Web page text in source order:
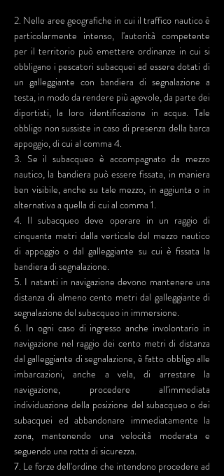
2. Nelle aree geografiche in cui il traffico nautico è
particolarmente intenso, l'autorità competente
per il territorio può emettere ordinanze in cui si
obbligano i pescatori subacquei ad essere dotati di
un galleggiante con bandiera di segnalazione a
testa, in modo da rendere più agevole, da parte dei
diportisti, la loro identificazione in acqua. Tale
obbligo non sussiste in caso di presenza della barca
appoggio, di cui al comma 4.
3. Se il subacqueo è accompagnato da mezzo
nautico, la bandiera può essere fissata, in maniera
ben visibile, anche su tale mezzo, in aggiunta o in
alternativa a quella di cui al comma 1.
4. Il subacqueo deve operare in un raggio di
cinquanta metri dalla verticale del mezzo nautico
di appoggio o dal galleggiante su cui è fissata la
bandiera di segnalazione.
5. I natanti in navigazione devono mantenere una
distanza di almeno cento metri dal galleggiante di
segnalazione del subacqueo in immersione.
6. In ogni caso di ingresso anche involontario in
navigazione nel raggio dei cento metri di distanza
dal galleggiante di segnalazione, è fatto obbligo alle
imbarcazioni, anche a vela, di arrestare la
navigazione, procedere all'immediata
individuazione della posizione del subacqueo o dei
subacquei ed abbandonare immediatamente la
zona, mantenendo una velocità moderata e
seguendo una rotta di sicurezza.
7. Le forze dell'ordine che intendono procedere ad